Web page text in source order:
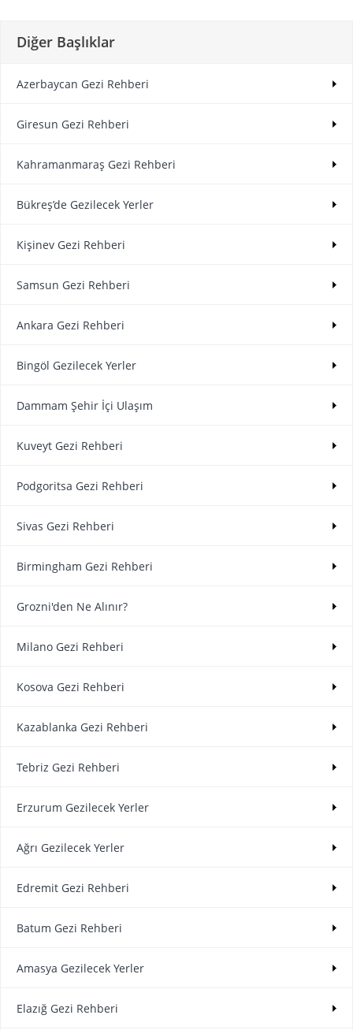
Diğer Başlıklar
Azerbaycan Gezi Rehberi
Giresun Gezi Rehberi
Kahramanmaraş Gezi Rehberi
Bükreş’de Gezilecek Yerler
Kişinev Gezi Rehberi
Samsun Gezi Rehberi
Ankara Gezi Rehberi
Bingöl Gezilecek Yerler
Dammam Şehir İçi Ulaşım
Kuveyt Gezi Rehberi
Podgoritsa Gezi Rehberi
Sivas Gezi Rehberi
Birmingham Gezi Rehberi
Grozni'den Ne Alınır?
Milano Gezi Rehberi
Kosova Gezi Rehberi
Kazablanka Gezi Rehberi
Tebriz Gezi Rehberi
Erzurum Gezilecek Yerler
Ağrı Gezilecek Yerler
Edremit Gezi Rehberi
Batum Gezi Rehberi
Amasya Gezilecek Yerler
Elazığ Gezi Rehberi